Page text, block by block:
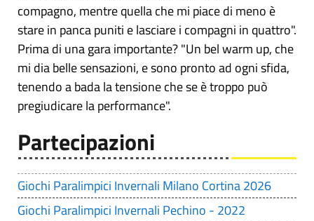
compagno, mentre quella che mi piace di meno è
stare in panca puniti e lasciare i compagni in quattro".
Prima di una gara importante? "Un bel warm up, che
mi dia belle sensazioni, e sono pronto ad ogni sfida,
tenendo a bada la tensione che se è troppo può
pregiudicare la performance".
Partecipazioni
Giochi Paralimpici Invernali Milano Cortina 2026
Giochi Paralimpici Invernali Pechino - 2022